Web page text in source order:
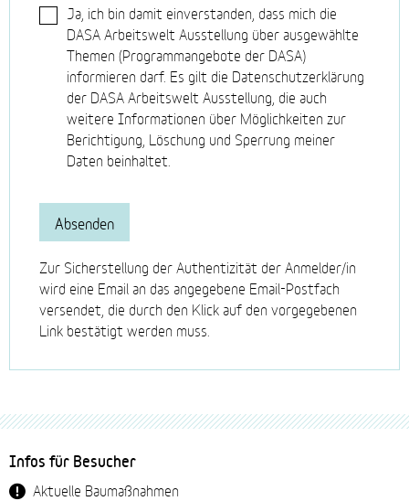
Ja, ich bin damit einverstanden, dass mich die
DASA Arbeitswelt Ausstellung über ausgewählte
Themen (Programmangebote der DASA)
informieren darf. Es gilt die Datenschutzerklärung
der DASA Arbeitswelt Ausstellung, die auch
weitere Informationen über Möglichkeiten zur
Berichtigung, Löschung und Sperrung meiner
Daten beinhaltet.
Zur Sicherstellung der Authentizität der Anmelder/in
wird eine Email an das angegebene Email-Postfach
versendet, die durch den Klick auf den vorgegebenen
Link bestätigt werden muss.
Bitte
Feld
NICHT
Fussbereich-
Navigation
Infos für Besucher
Aktuelle Baumaßnahmen